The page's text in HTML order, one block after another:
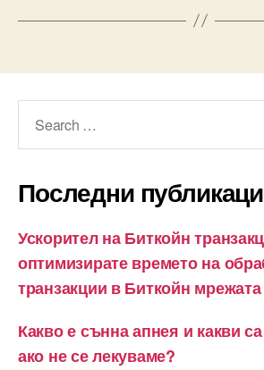
Последни
Ускорител на Биткойн
оптимизирате времето на
транзакции в Биткойн мрежата
Какво е сънна апнея и какви
ако не се лекуваме?